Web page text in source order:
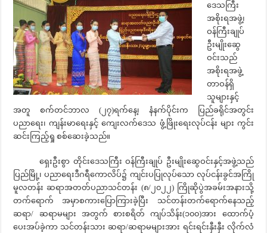
ဒေသကြီး
အစိုးရအဖွဲ့၊
ဝန်ကြီးချုပ်
ဦးမျိုးဆွေ
ဝင်းသည်
အစိုးရအဖွဲ့
တာဝန်ရှိ
သူများနှင့်
အတူ စက်တင်ဘာလ (၂၇)ရက်နေ့၊ နံနက်ပိုင်းက ပြည်ခရိုင်အတွင်း
ပညာရေး၊ ကျန်းမာရေးနှင့် ကျေးလက်ဒေသ ဖွံ့ဖြိုးရေးလုပ်ငန်း များ ကွင်း
ဆင်းကြည့်ရှု စစ်ဆေးခဲ့သည်။
ရှေးဦးစွာ တိုင်းဒေသကြီး ဝန်ကြီးချုပ် ဦးမျိုးဆွေဝင်းနှင့်အဖွဲ့သည်
ပြည်မြို့၊ ပညာရေးဒီဂရီကောလိပ်၌ ကျင်းပပြုလုပ်သော လုပ်ငန်းခွင်အကြို
မူလတန်း ဆရာအတတ်ပညာသင်တန်း (၈/၂၀၂၂) ကြိုဆိုပွဲအခမ်းအနားသို့
တက်ရောက် အမှာစကားပြောကြားခဲ့ပြီး သင်တန်းတက်ရောက်နေသည့်
ဆရာ/ ဆရာမများ အတွက် စားစရိတ် ကျပ်သိန်း(၁၀၀)အား ထောက်ပံ့
ပေးအပ်ခဲ့ကာ သင်တန်းသား ဆရာ/ဆရာမများအား ရင်းရင်းနှီးနှီး လိုက်လံ